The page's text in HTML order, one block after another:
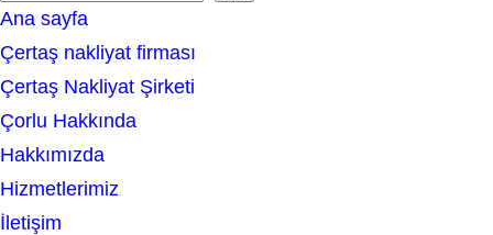
e
a
r
c
h
Ana sayfa
Çertaş nakliyat firması
Çertaş Nakliyat Şirketi
Çorlu Hakkında
Hakkımızda
Hizmetlerimiz
İletişim